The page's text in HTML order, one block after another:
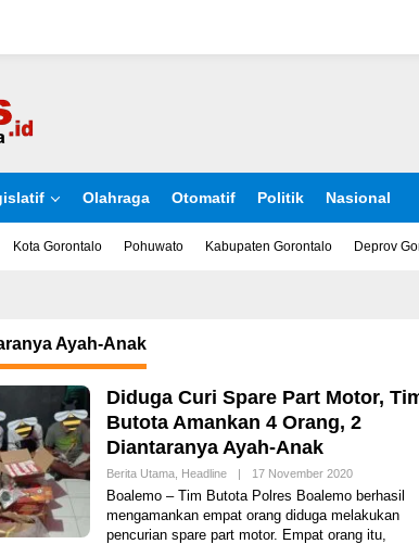
Olahraga Otomatif Politik Nasional
Kota Gorontalo Pohuwato Kabupaten Gorontalo Deprov
Ayah-Anak
Diduga Curi Spare Part Motor,
Butota Amankan 4 Orang, 2
Diantaranya Ayah-Anak
Berita Utama, Headline | 17 November 2020O
E
H
S
Boalemo – Tim Butota Polres Boalemo berhasil
mengamankan empat orang diduga melakukan
pencurian spare part motor. Empat orang itu,